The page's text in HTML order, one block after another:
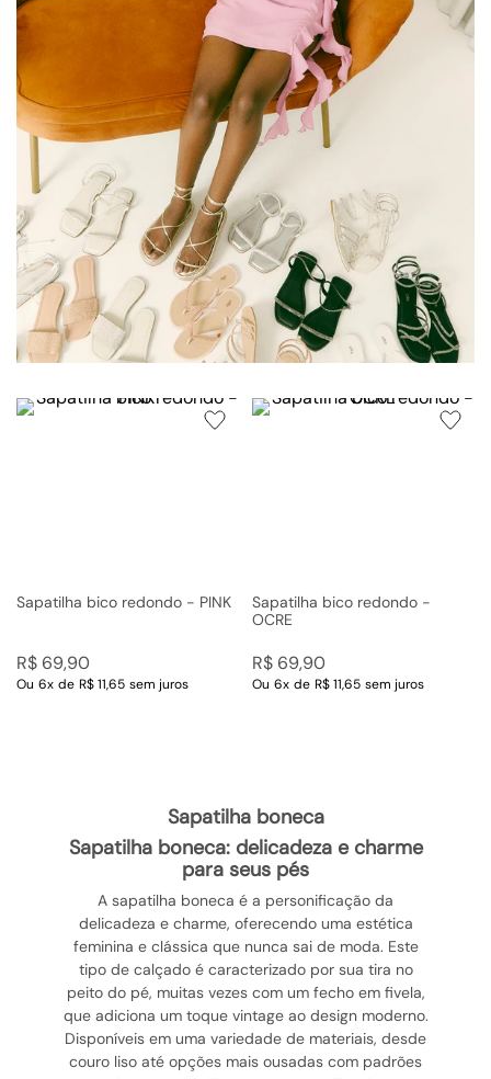
Sapatilha bico redondo - PINK
R$ 69,90
Ou 6x de R$ 11,65 sem juros
Sapatilha bico redondo -
OCRE
R$ 69,90
Ou 6x de R$ 11,65 sem juros
sapatilha boneca
sapatilha boneca: delicadeza e charme
para seus pés
A sapatilha boneca é a personificação da
delicadeza e charme, oferecendo uma estética
feminina e clássica que nunca sai de moda. Este
tipo de calçado é caracterizado por sua tira no
peito do pé, muitas vezes com um fecho em fivela,
que adiciona um toque vintage ao design moderno.
Disponíveis em uma variedade de materiais, desde
couro liso até opções mais ousadas com padrões